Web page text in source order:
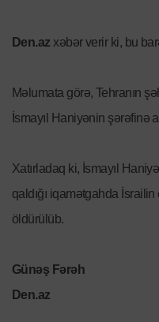
Den.az xəbər verir ki, bu
Məlumata görə, Tehranın
İsmayıl Haniyənin şərəfinə
Xatırladaq ki, İsmayıl
qaldığı iqamətgahda
öldürülüb.
Günəş Fərəh
Den.az